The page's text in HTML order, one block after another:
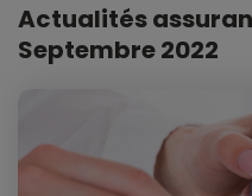
Actualités
Septembre 2022